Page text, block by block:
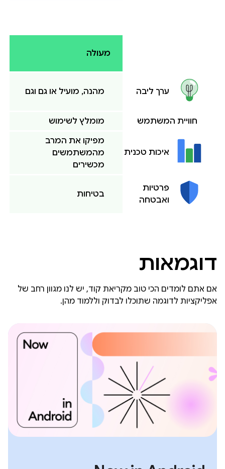
מעולה
ערך ליבה מהנה, מועיל או גם וגם
חוויית המשתמש מומלץ לשימוש
איכות טכנית
מפיקו את המרב
מהמשתמשים
מכשירים
פרטיות
ואבטחה
בטיחות
דוגמאות
אם אתם לומדים הכי טוב מקריאת קוד, יש לנו מגוון רחב של
אפליקציות לדוגמה שתוכלו לבדוק וללמוד מהן.